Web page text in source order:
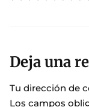
Deja una
Tu dirección de
Los campos